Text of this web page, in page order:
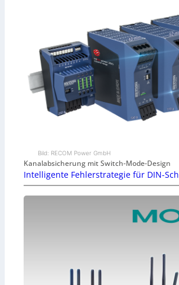
Bild: RECOM Power GmbH
Kanalabsicherung mit Switch-Mode-Design
Intelligente Fehlerstrategie für DIN-